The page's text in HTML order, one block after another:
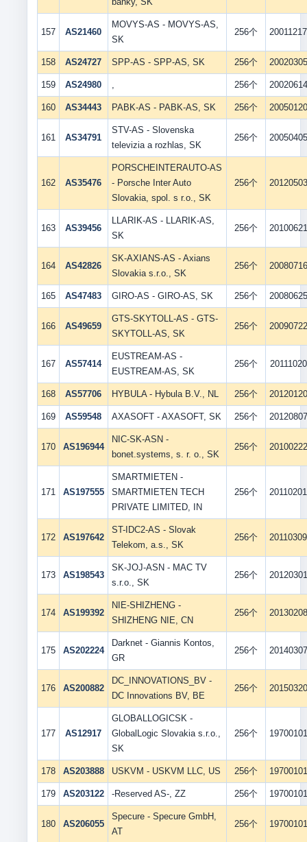
157 AS21460
MOVYS-AS - MOVYS-AS,
SK
256个 20011217
158 AS24727 SPP-AS - SPP-AS, SK 256个 20020305
159 AS24980 , 256个 20020614
160 AS34443 PABK-AS - PABK-AS, SK 256个 20050120
161 AS34791
STV-AS - Slovenska
televizia a rozhlas, SK
256个 20050405
162 AS35476
PORSCHEINTERAUTO-AS
- Porsche Inter Auto
Slovakia, spol. s r.o., SK
256个 20120503
163 AS39456
LLARIK-AS - LLARIK-AS,
SK
256个 20100621
164 AS42826
SK-AXIANS-AS - Axians
Slovakia s.r.o., SK
256个 20080716
165 AS47483 GIRO-AS - GIRO-AS, SK 256个 20080625
166 AS49659
GTS-SKYTOLL-AS - GTS-
SKYTOLL-AS, SK
256个 20090722
167 AS57414
EUSTREAM-AS -
EUSTREAM-AS, SK
256个 20111020
168 AS57706 HYBULA - Hybula B.V., NL 256个 20120120
169 AS59548 AXASOFT - AXASOFT, SK 256个 20120807
170 AS196944
NIC-SK-ASN -
bonet.systems, s. r. o., SK
256个 20100222
171 AS197555
SMARTMIETEN -
SMARTMIETEN TECH
PRIVATE LIMITED, IN
256个 20110201
172 AS197642
ST-IDC2-AS - Slovak
Telekom, a.s., SK
256个 20110309
173 AS198543
SK-JOJ-ASN - MAC TV
s.r.o., SK
256个 20120301
174 AS199392
NIE-SHIZHENG -
SHIZHENG NIE, CN
256个 20130208
175 AS202224
Darknet - Giannis Kontos,
GR
256个 20140307
176 AS200882
DC_INNOVATIONS_BV -
DC Innovations BV, BE
256个 20150320
177 AS12917
GLOBALLOGICSK -
GlobalLogic Slovakia s.r.o.,
SK
256个 19700101
178 AS203888 USKVM - USKVM LLC, US 256个 19700101
179 AS203122 -Reserved AS-, ZZ 256个 19700101
180 AS206055
Specure - Specure GmbH,
AT
256个 19700101